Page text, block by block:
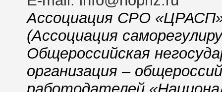
Ассоциация СРО
(Ассоциация
Общероссийская
организация –